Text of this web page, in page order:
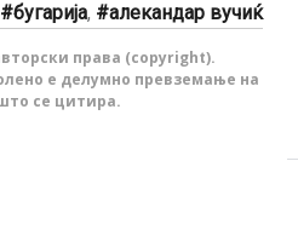
бугарија, алекандар вучиќ
права (copyright).
е делумно превземање на
се цитира.